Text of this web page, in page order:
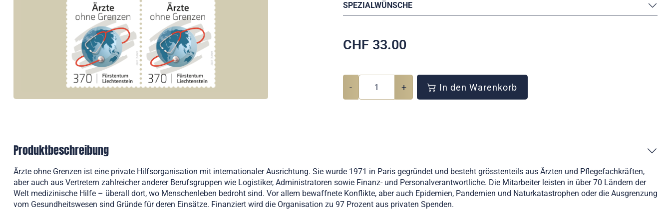
SPEZIALWÜNSCHE
CHF 33.00
- + In den Warenkorb
Produktbeschreibung
Ärzte ohne Grenzen ist eine private Hilfsorganisation mit internationaler Ausrichtung. Sie wurde 1971 in Paris gegründet und besteht grösstenteils aus Ärzten und Pflegefachkräften,
aber auch aus Vertretern zahlreicher anderer Berufsgruppen wie Logistiker, Administratoren sowie Finanz- und Personalverantwortliche. Die Mitarbeiter leisten in über 70 Ländern der
Welt medizinische Hilfe – überall dort, wo Menschenleben bedroht sind. Vor allem bewaffnete Konflikte, aber auch Epidemien, Pandemien und Naturkatastrophen oder die Ausgrenzung
vom Gesundheitswesen sind Gründe für deren Einsätze. Finanziert wird die Organisation zu 97 Prozent aus privaten Spenden.